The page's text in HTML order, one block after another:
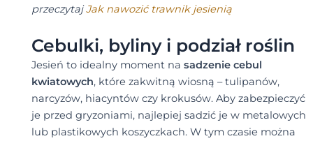
przeczytajJak nawozić trawnik jesienią
Cebulki, byliny i podział roślin
Jesień to idealny moment na sadzenie cebul
kwiatowych, które zakwitną wiosną – tulipanów,
narcyzów, hiacyntów czy krokusów. Aby zabezpieczyć
je przed gryzoniami, najlepiej sadzić je w metalowych
lub plastikowych koszyczkach. W tym czasie można